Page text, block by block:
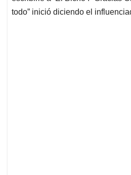
todo” inició diciendo el